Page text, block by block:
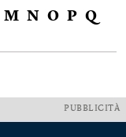
M N O P Q
PUBBLICITÀ